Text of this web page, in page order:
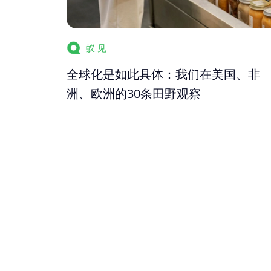
蚁 见
全球化是如此具体：我们在美国、非
洲、欧洲的30条田野观察